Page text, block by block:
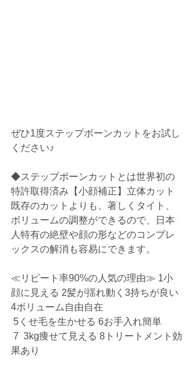
ぜひ1度ステップボーンカットをお試し
ください♪
◆ステップボーンカットとは世界初の
特許取得済み【小顔補正】立体カット
既存のカットよりも、著しくタイト、
ボリュームの調整ができるので、日本
人特有の絶壁や顔の形などのコンプレ
ックスの解消も容易にできます。
≪リピート率90%の人気の理由≫ 1小
顔に見える 2髪が揺れ動く3持ちが良い
4ボリューム自由自在
5くせ毛を生かせる 6お手入れ簡単
果あり